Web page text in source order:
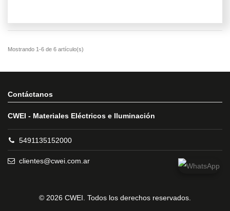
Contáctanos
CWEI - Materiales Eléctricos e Iluminación
5491135152000
clientes@cwei.com.ar
© 2026 CWEI. Todos los derechos reservados.